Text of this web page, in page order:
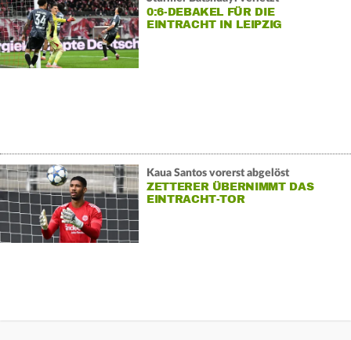
0:6-DEBAKEL FÜR DIE
EINTRACHT IN LEIPZIG
Kaua Santos vorerst abgelöst
ZETTERER ÜBERNIMMT DAS
EINTRACHT-TOR